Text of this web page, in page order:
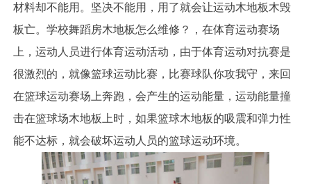
材料却不能用。坚决不能用，用了就会让运动木地板木毁
板亡。学校舞蹈房木地板怎么维修？，在体育运动赛场
上，运动人员进行体育运动活动，由于体育运动对抗赛是
很激烈的，就像篮球运动比赛，比赛球队你攻我守，来回
在篮球运动赛场上奔跑，会产生的运动能量，运动能量撞
击在篮球场木地板上时，如果篮球木地板的吸震和弹力性
能不达标，就会破坏运动人员的篮球运动环境。